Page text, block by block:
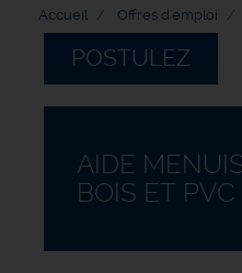
Accueil Offres d'emploi
POSTULEZ
AIDE
BOIS ET